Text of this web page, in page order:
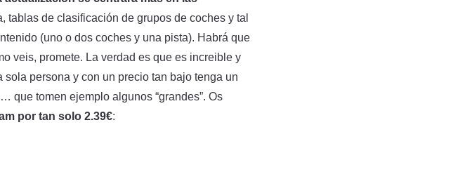
tablas de clasificación de grupos de coches y tal
(uno o dos coches y una pista). Habrá que
veis, promete. La verdad es que es increible y
persona y con un precio tan bajo tenga un
que tomen ejemplo algunos “grandes”. Os
por tan solo 2.39€: